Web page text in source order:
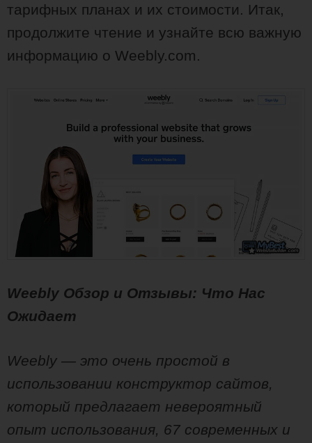
тарифных планах и их стоимости. Итак,
продолжите чтение и узнайте всю важную
информацию о Weebly.com.
Weebly Обзор и Отзывы: Что Нас
Ожидает
Weebly — это очень простой в
использовании конструктор сайтов,
который предлагает невероятный
опыт использования, 67 современных и